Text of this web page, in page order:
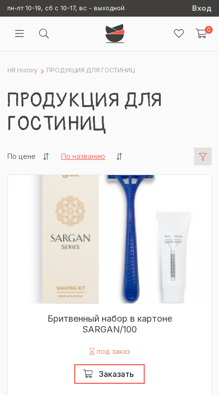
пн-пт 10-19, сб с 10-17, вс - выходной Вход
0
HR History ПРОДУКЦИЯ ДЛЯ ГОСТИНИЦ
ПРОДУКЦИЯ ДЛЯ
ГОСТИНИЦ
Бритвенный набор в картоне
SARGAN/100
под заказ
Заказать